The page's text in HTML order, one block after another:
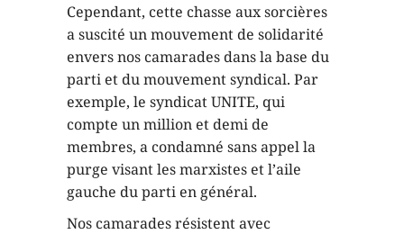
Cependant, cette chasse aux sorcières
a suscité un mouvement de solidarité
envers nos camarades dans la base du
parti et du mouvement syndical. Par
exemple, le syndicat UNITE, qui
compte un million et demi de
membres, a condamné sans appel la
purge visant les marxistes et l’aile
gauche du parti en général.
Nos camarades résistent avec